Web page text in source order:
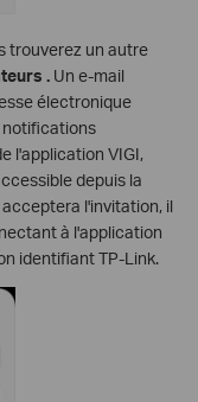
trouverez un autre
. Un e-mail
électronique
notifications
l'application VIGI,
depuis la
l'invitation, il
à l'application
identifiant TP-Link.